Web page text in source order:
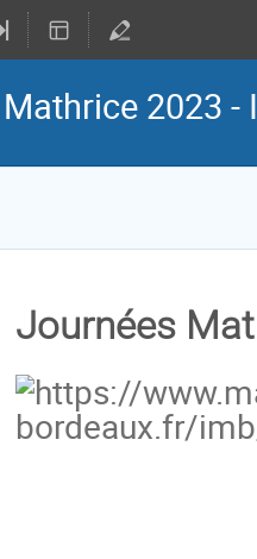
2023 -
Journées